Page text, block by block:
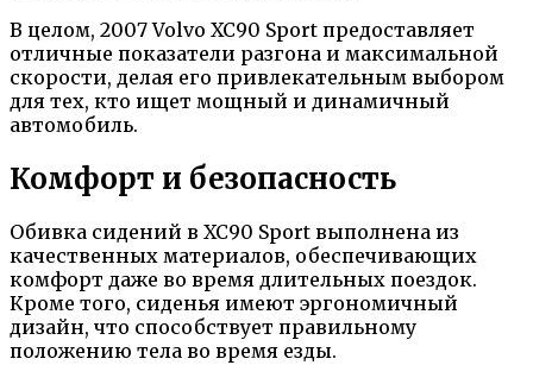
В целом, 2007 Volvo XC90 Sport предоставляет
отличные показатели разгона и максимальной
скорости, делая его привлекательным выбором
для тех, кто ищет мощный и динамичный
автомобиль.
Комфорт и безопасность
Обивка сидений в XC90 Sport выполнена из
качественных материалов, обеспечивающих
комфорт даже во время длительных поездок.
Кроме того, сиденья имеют эргономичный
дизайн, что способствует правильному
положению тела во время езды.